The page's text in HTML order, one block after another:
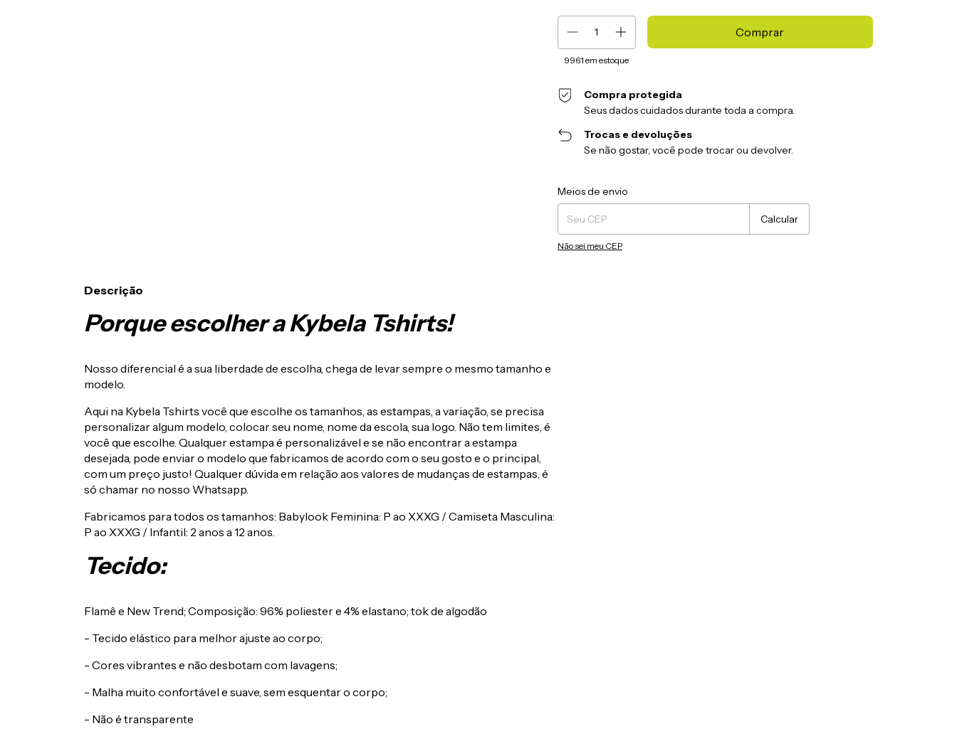
9961 em estoque
Compra protegida
Seus dados cuidados durante toda a compra.
Trocas e devoluções
Se não gostar, você pode trocar ou devolver.
Entregas para o CEP:
Meios de envio
Calcular
Não sei meu CEP
Descrição
Porque escolher a Kybela Tshirts!
Nosso diferencial é a sua liberdade de escolha, chega de levar sempre o mesmo tamanho e
modelo.
Aqui na Kybela Tshirts você que escolhe os tamanhos, as estampas, a variação, se precisa
personalizar algum modelo, colocar seu nome, nome da escola, sua logo. Não tem limites, é
você que escolhe. Qualquer estampa é personalizável e se não encontrar a estampa
desejada, pode enviar o modelo que fabricamos de acordo com o seu gosto e o principal,
com um preço justo! Qualquer dúvida em relação aos valores de mudanças de estampas, é
só chamar no nosso Whatsapp.
Fabricamos para todos os tamanhos: Babylook Feminina: P ao XXXG / Camiseta Masculina:
P ao XXXG / Infantil: 2 anos a 12 anos.
Tecido:
Flamê e New Trend; Composição: 96% poliester e 4% elastano; tok de algodão
- Tecido elástico para melhor ajuste ao corpo;
- Cores vibrantes e não desbotam com lavagens;
- Malha muito confortável e suave, sem esquentar o corpo;
- Não é transparente